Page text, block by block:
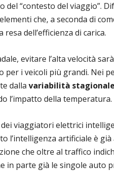
del “contesto del viaggio”.
che, a seconda di
dell’efficienza di carica.
evitare l’alta velocità
per i veicoli più grandi. Nei
dalla variabilità stagionale
l’impatto della temperatura.
viaggiatori elettrici
l’intelligenza artificiale è
che oltre al traffico
in parte già le singole auto